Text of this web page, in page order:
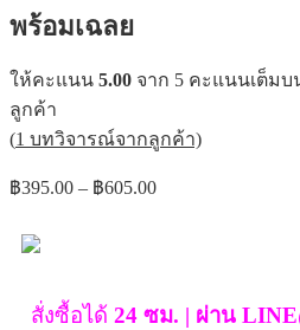
พร้อมเฉลย
ให้คะแนน 5.00 จาก 5 คะแนนเต็มบ
ลูกค้า
(1 บทวิจารณ์จากลูกค้า)
฿395.00 – ฿605.00
สั่งซื้อได้ 24 ซม. | ผ่าน